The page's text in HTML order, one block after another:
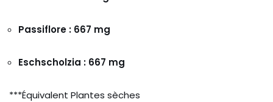
Passiflore : 667 mg
Eschscholzia : 667 mg
***Équivalent Plantes sèches